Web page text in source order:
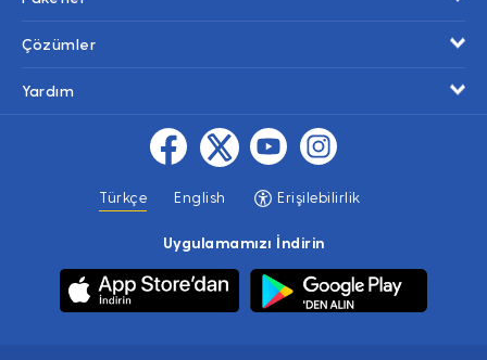
Çözümler
Yardım
Türkçe English Erişilebilirlik
Uygulamamızı İndirin